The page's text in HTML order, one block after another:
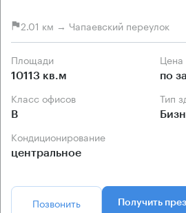
2.01 км → Чапаевский переулок
Площади
10113 кв.м по
Класс офисов
B
Тип
Кондиционирование
центральное
Позвонить Получить